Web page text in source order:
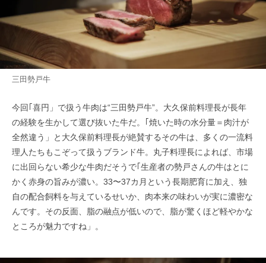
三田勢戸牛
今回｢喜円」で扱う牛肉は“三田勢戸牛”。大久保前料理長が長年
の経験を生かして選び抜いた牛だ。｢焼いた時の水分量＝肉汁が
全然違う」と大久保前料理長が絶賛するその牛は、多くの一流料
理人たちもこぞって扱うブランド牛。丸子料理長によれば、市場
に出回らない希少な牛肉だそうで｢生産者の勢戸さんの牛はとに
かく赤身の旨みが濃い。33〜37カ月という長期肥育に加え、独
自の配合飼料を与えているせいか、肉本来の味わいが実に濃密な
んです。その反面、脂の融点が低いので、脂が驚くほど軽やかな
ところが魅力ですね」。